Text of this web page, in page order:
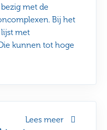
Lees meer
met de
Bij het
met
kunnen tot hoge